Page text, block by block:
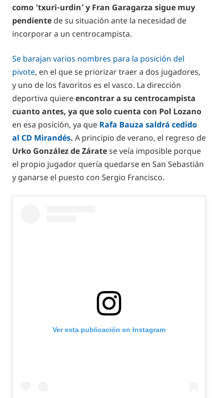
como ‘txuri-urdin’ y Fran Garagarza sigue muy
pendiente de su situación ante la necesidad de
incorporar a un centrocampista.
Se barajan varios nombres para la posición del
pivote, en el que se priorizar traer a dos jugadores,
y uno de los favoritos es el vasco. La dirección
deportiva quiereencontrar a su centrocampista
cuanto antes, ya que solo cuenta con Pol Lozano
en esa posición, ya que Rafa Bauza saldrá cedido
al CD Mirandés. A principio de verano, el regreso de
Urko González de Záratese veía imposible porque
el propio jugador quería quedarse en San Sebastián
y ganarse el puesto con Sergio Francisco.
Ver esta publicación en Instagram